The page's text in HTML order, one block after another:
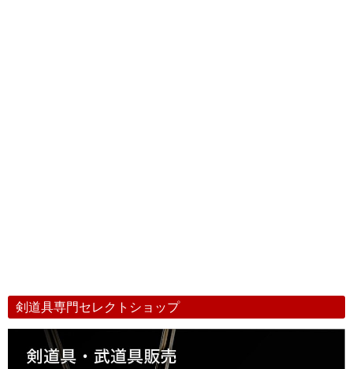
剣道具専門セレクトショップ